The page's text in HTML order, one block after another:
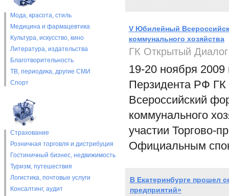
Мода, красота, стиль
Медицина и фармацевтика
Культура, искусство, кино
Литература, издательства
Благотворительность
ТВ, периодика, другие СМИ
Спорт
Страхование
Розничная торговля и дистрибуция
Гостиничный бизнес, недвижимость
Туризм, путешествия
Логистика, почтовые услуги
Консалтинг, аудит
V Юбилейный
коммунального хозяйства
ГК Открытый Диалог
19-20 ноября
Перзидента РФ ГК
Всероссийский
коммунального
участии
Официальным
В Екатеринбурге прошел
предприятий»